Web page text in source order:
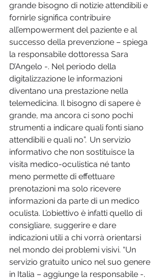
grande bisogno di notizie attendibili e
fornirle significa contribuire
all’empowerment del paziente e al
successo della prevenzione – spiega
la responsabile dottoressa Sara
D’Angelo -. Nel periodo della
digitalizzazione le informazioni
diventano una prestazione nella
telemedicina. Il bisogno di sapere è
grande, ma ancora ci sono pochi
strumenti a indicare quali fonti siano
attendibili e quali no”.  Un servizio
informativo che non sostituisce la
visita medico-oculistica né tanto
meno permette di effettuare
prenotazioni ma solo ricevere
informazioni da parte di un medico
oculista. L’obiettivo è infatti quello di
consigliare, suggerire e dare
indicazioni utili a chi vorrà orientarsi
nel mondo dei problemi visivi. “Un
servizio gratuito unico nel suo genere
in Italia – aggiunge la responsabile -.